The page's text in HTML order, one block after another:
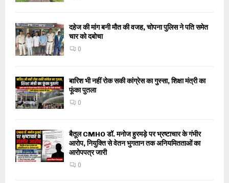
दहेज की मांग बनी मौत की वजह, चोपना पुलिस ने पति समेत
चार को दबोचा
0
बारिश भी नहीं रोक सकी कांग्रेस का गुस्सा, शिक्षा मंत्री का
फूंका पुतला
0
बैतूल CMHO डॉ. मनोज हुरमड़े पर भ्रष्टाचार के गंभीर
आरोप, नियुक्ति से वेतन भुगतान तक अनियमितताओं का
आरोपपत्र जारी
0